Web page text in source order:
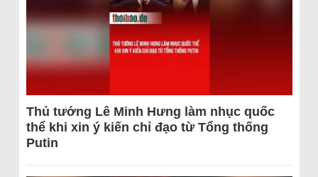
Thủ tướng Lê Minh Hưng làm nhục quốc
thể khi xin ý kiến chỉ đạo từ Tổng thống
Putin